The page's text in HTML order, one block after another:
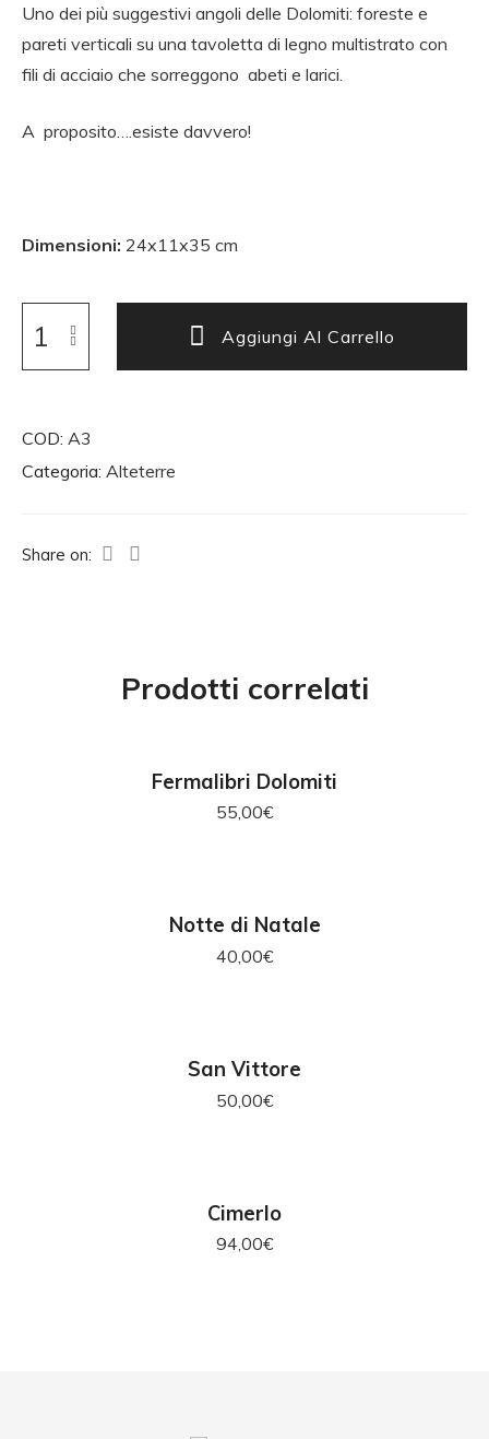
Uno dei più suggestivi angoli delle Dolomiti: foreste e
pareti verticali su una tavoletta di legno multistrato con
fili di acciaio che sorreggono abeti e larici.
A proposito….esiste davvero!
Dimensioni: 24x11x35 cm
Aggiungi Al Carrello
COD: A3
Categoria: Alteterre
Share on:
Prodotti correlati
AGGIUNGI AL CARRELLO
Fermalibri Dolomiti
55,00€
AGGIUNGI AL CARRELLO
Notte di Natale
40,00€
AGGIUNGI AL CARRELLO
San Vittore
50,00€
AGGIUNGI AL CARRELLO
Cimerlo
94,00€